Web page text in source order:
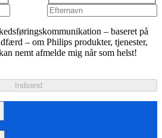
– baseret på
– om Philips produkter, tjenester,
nemt afmelde mig når som helst!
Indsend